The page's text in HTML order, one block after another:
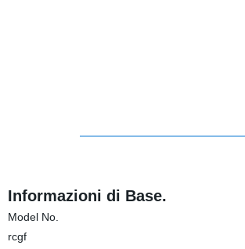
Informazioni di Base.
Model No.
rcgf